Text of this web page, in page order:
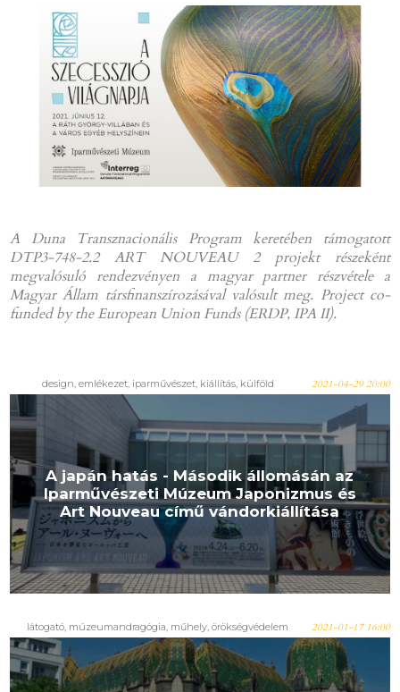
A Duna Transznacionális Program keretében támogatott
DTP3-748-2.2 ART NOUVEAU 2 projekt részeként
megvalósuló rendezvényen a magyar partner részvétele a
Magyar Állam társfinanszírozásával valósult meg. Project co-
funded by the European Union Funds (ERDP, IPA II).
design, emlékezet, iparművészet, kiállítás, külföld 2021-04-29 20:00
A japán hatás - Második állomásán az
Iparművészeti Múzeum Japonizmus és
Art Nouveau című vándorkiállítása
látogató, múzeumandragógia, műhely, örökségvédelem 2021-01-17 16:00